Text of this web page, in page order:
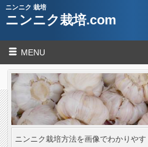
ニンニク 栽培
ニンニク栽培.com
MENU
ニンニク栽培方法を画像でわかりやす